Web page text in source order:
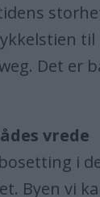
Det er
vrede
i
Byen vi